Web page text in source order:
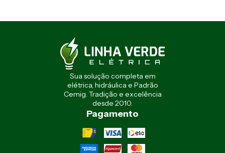
Sua solução completa em
elétrica, hidráulica e Padrão
Cemig. Tradição e excelência
desde 2010.
Pagamento